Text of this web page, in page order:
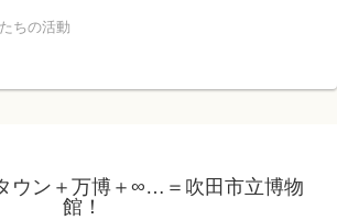
ちの活動
ウン＋万博＋∞…＝吹田市立博物
館！